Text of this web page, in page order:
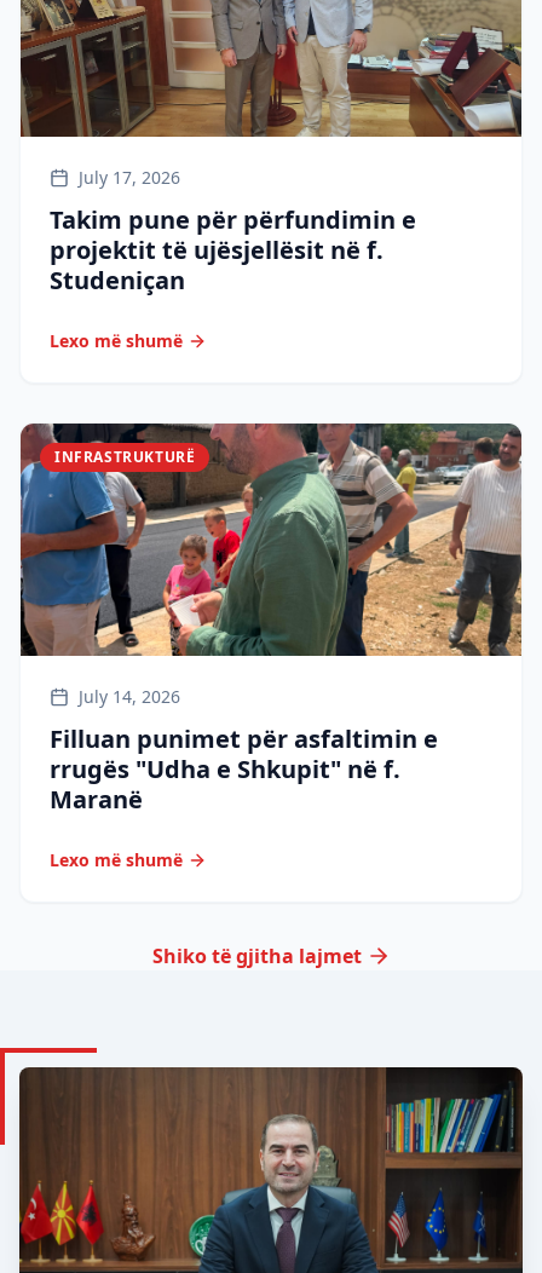
July 17, 2026
Takim pune për përfundimin e
projektit të ujësjellësit në f.
Studeniçan
Lexo më shumë
INFRASTRUKTURË
July 14, 2026
Filluan punimet për asfaltimin e
rrugës "Udha e Shkupit" në f.
Maranë
Lexo më shumë
Shiko të gjitha lajmet